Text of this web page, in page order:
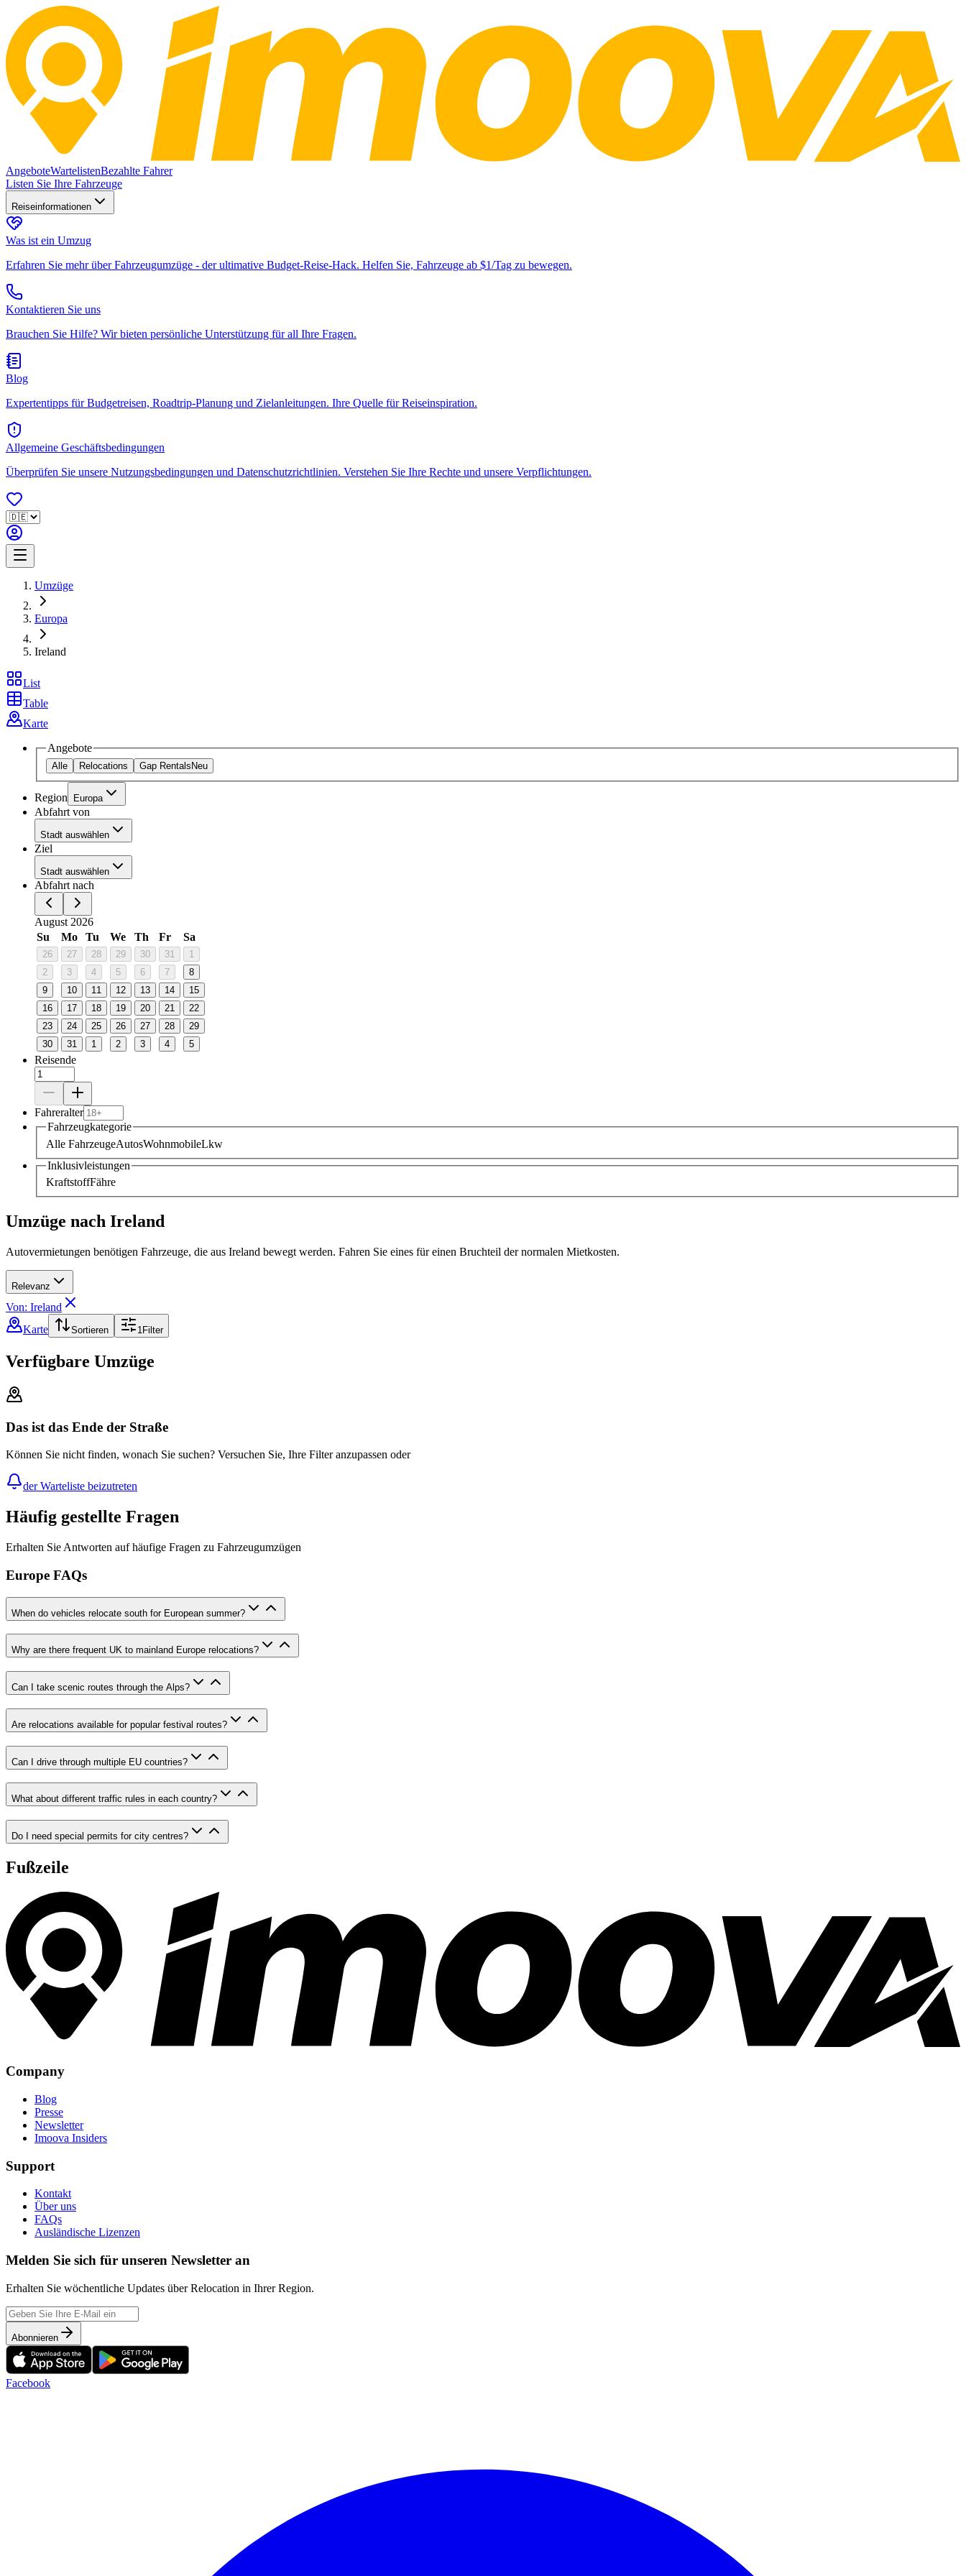
AngeboteWartelistenBezahlte Fahrer
Listen Sie Ihre Fahrzeuge
Reiseinformationen
Was ist ein Umzug
Erfahren Sie mehr über Fahrzeugumzüge - der ultimative Budget-Reise-Hack. Helfen Sie, Fahrzeuge ab $1/Tag zu bewegen.
Kontaktieren Sie uns
Brauchen Sie Hilfe? Wir bieten persönliche Unterstützung für all Ihre Fragen.
Blog
Expertentipps für Budgetreisen, Roadtrip-Planung und Zielanleitungen. Ihre Quelle für Reiseinspiration.
Allgemeine Geschäftsbedingungen
Überprüfen Sie unsere Nutzungsbedingungen und Datenschutzrichtlinien. Verstehen Sie Ihre Rechte und unsere Verpflichtungen.
Umzüge
Europa
Ireland
List
Table
Karte
Angebote
Alle Relocations Gap Rentals Neu
Region Europa
Abfahrt von
Stadt auswählen
Ziel
Stadt auswählen
Abfahrt nach
August 2026
Su
Mo Tu We Th Fr Sa
26 27 28 29 30 31
1
2
3 4 5 6 7
8
9
10 11 12 13 14
15
16
17 18 19 20 21
22
23
24 25 26 27 28
29
30
31 1 2 3 4 5
Reisende
Fahreralter
Fahrzeugkategorie
Alle FahrzeugeAutosWohnmobileLkw
Inklusivleistungen
KraftstoffFähre
Umzüge nach Ireland
Autovermietungen benötigen Fahrzeuge, die aus Ireland bewegt werden. Fahren Sie eines für einen Bruchteil der normalen Mietkosten.
Relevanz
Von: Ireland
Karte
Sortieren 1Filter
Verfügbare Umzüge
Das ist das Ende der Straße
Können Sie nicht finden, wonach Sie suchen? Versuchen Sie, Ihre Filter anzupassen oder
der Warteliste beizutreten
Häufig gestellte Fragen
Erhalten Sie Antworten auf häufige Fragen zu Fahrzeugumzügen
Europe FAQs
When do vehicles relocate south for European summer?
Why are there frequent UK to mainland Europe relocations?
Can I take scenic routes through the Alps?
Are relocations available for popular festival routes?
Can I drive through multiple EU countries?
What about different traffic rules in each country?
Do I need special permits for city centres?
Fußzeile
Company
Blog
Presse
Newsletter
Imoova Insiders
Support
Kontakt
Über uns
FAQs
Ausländische Lizenzen
Melden Sie sich für unseren Newsletter an
Erhalten Sie wöchentliche Updates über Relocation in Ihrer Region.
Abonnieren
Facebook